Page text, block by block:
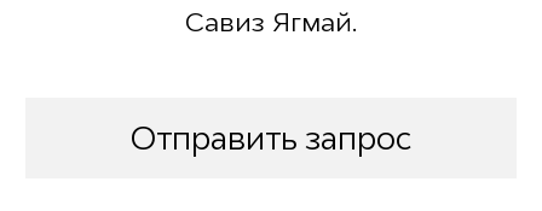
Савиз Ягмай.
Отправить запрос